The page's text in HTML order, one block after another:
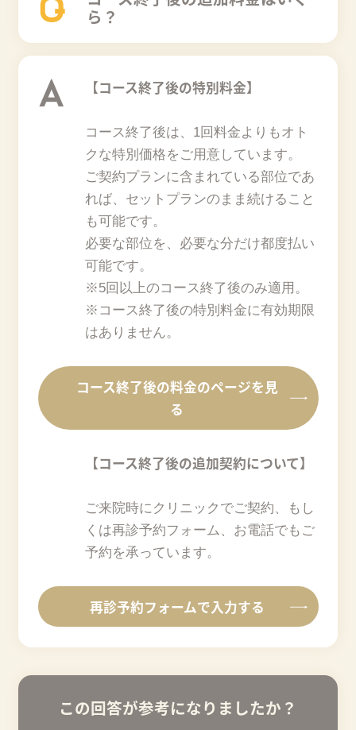
Q ら？
A 【コース終了後の特別料金】
コース終了後は、1回料金よりもオト
クな特別価格をご用意しています。
ご契約プランに含まれている部位であ
れば、セットプランのまま続けること
も可能です。
必要な部位を、必要な分だけ都度払い
可能です。
※5回以上のコース終了後のみ適用。
※コース終了後の特別料金に有効期限
はありません。
コース終了後の料金のページを見
る
【コース終了後の追加契約について】
ご来院時にクリニックでご契約、もし
くは再診予約フォーム、お電話でもご
予約を承っています。
再診予約フォームで入力する
この回答が参考になりましたか？